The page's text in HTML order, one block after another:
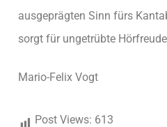
ausgeprägten Sinn fürs
sorgt für ungetrübte
Mario-Felix Vogt
Post Views: 613